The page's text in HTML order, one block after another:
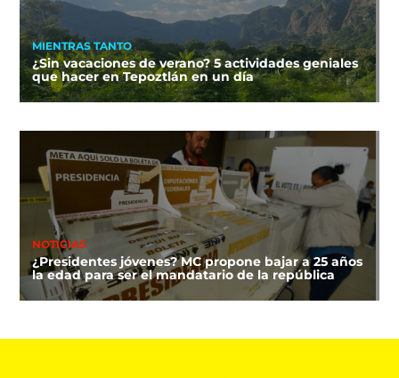
MIENTRAS TANTO
¿Sin vacaciones de verano? 5 actividades geniales
que hacer en Tepoztlán en un día
NOTICIAS
¿Presidentes jóvenes? MC propone bajar a 25 años
la edad para ser el mandatario de la república